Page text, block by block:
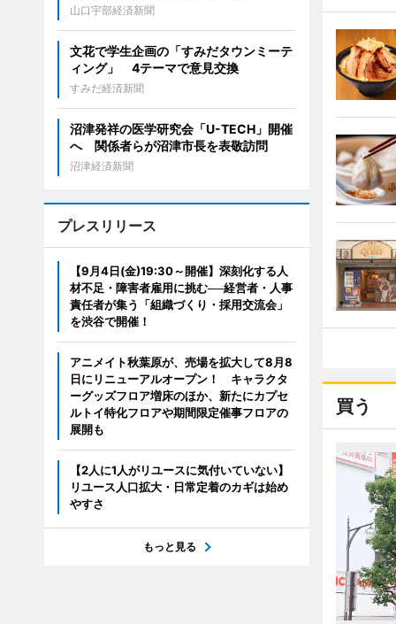
買う
山口宇部経済新聞
文花で学生企画の「すみだタウンミーテ
ィング」 4テーマで意見交換
すみだ経済新聞
沼津発祥の医学研究会「U-TECH」開催
へ 関係者らが沼津市長を表敬訪問
沼津経済新聞
プレスリリース
【9月4日(金)19:30～開催】深刻化する人
材不足・障害者雇用に挑む──経営者・人事
責任者が集う「組織づくり・採用交流会」
を渋谷で開催！
アニメイト秋葉原が、売場を拡大して8月8
日にリニューアルオープン！ キャラクタ
ーグッズフロア増床のほか、新たにカプセ
ルトイ特化フロアや期間限定催事フロアの
展開も
【2人に1人がリユースに気付いていない】
リユース人口拡大・日常定着のカギは始め
やすさ
もっと見る